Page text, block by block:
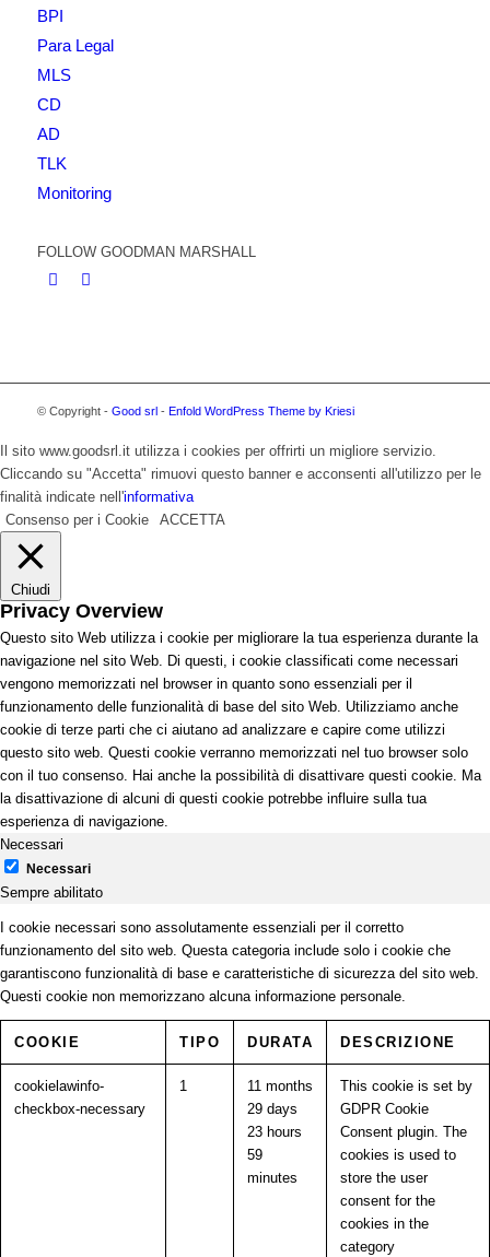
BPI
Para Legal
MLS
CD
AD
TLK
Monitoring
FOLLOW GOODMAN MARSHALL
© Copyright - Good srl- Enfold WordPress Theme by Kriesi
Il sito www.goodsrl.it utilizza i cookies per offrirti un migliore servizio.
Cliccando su "Accetta" rimuovi questo banner e acconsenti all'utilizzo per le
finalità indicate nell'informativa
Consenso per i Cookie
ACCETTA
Chiudi
Privacy Overview
Questo sito Web utilizza i cookie per migliorare la tua esperienza durante la
navigazione nel sito Web. Di questi, i cookie classificati come necessari
vengono memorizzati nel browser in quanto sono essenziali per il
funzionamento delle funzionalità di base del sito Web. Utilizziamo anche
cookie di terze parti che ci aiutano ad analizzare e capire come utilizzi
questo sito web. Questi cookie verranno memorizzati nel tuo browser solo
con il tuo consenso. Hai anche la possibilità di disattivare questi cookie. Ma
la disattivazione di alcuni di questi cookie potrebbe influire sulla tua
esperienza di navigazione.
Necessari
Necessari
Sempre abilitato
I cookie necessari sono assolutamente essenziali per il corretto
funzionamento del sito web. Questa categoria include solo i cookie che
garantiscono funzionalità di base e caratteristiche di sicurezza del sito web.
Questi cookie non memorizzano alcuna informazione personale.
COOKIE TIPO DURATA DESCRIZIONE
cookielawinfo-
checkbox-necessary
1
11 months
29 days
23 hours
59
minutes
This cookie is set by
GDPR Cookie
Consent plugin. The
cookies is used to
store the user
consent for the
cookies in the
category